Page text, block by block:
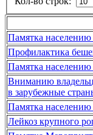
Памятка населению
Профилактика
Памятка
Вниманию
в зарубежные
Памятка
Лейкоз крупного